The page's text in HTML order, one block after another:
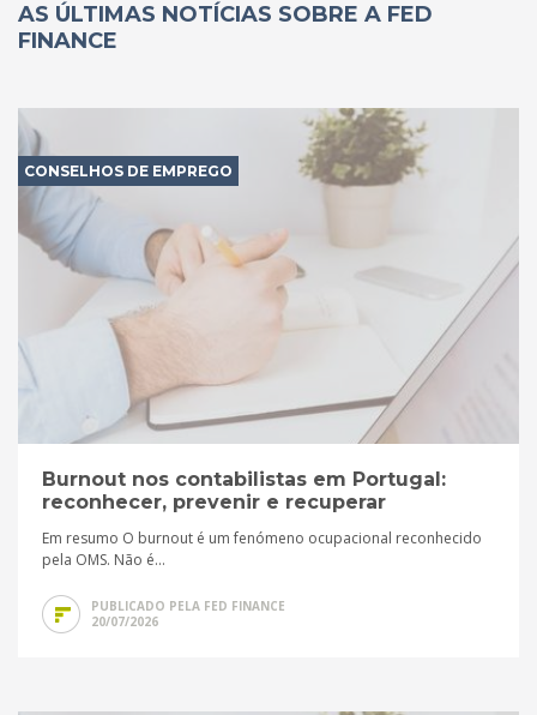
AS ÚLTIMAS NOTÍCIAS SOBRE A FED
FINANCE
CONSELHOS DE EMPREGO
Burnout nos contabilistas em Portugal:
reconhecer, prevenir e recuperar
Em resumo O burnout é um fenómeno ocupacional reconhecido
pela OMS. Não é...
PUBLICADO PELA FED FINANCE
20/07/2026